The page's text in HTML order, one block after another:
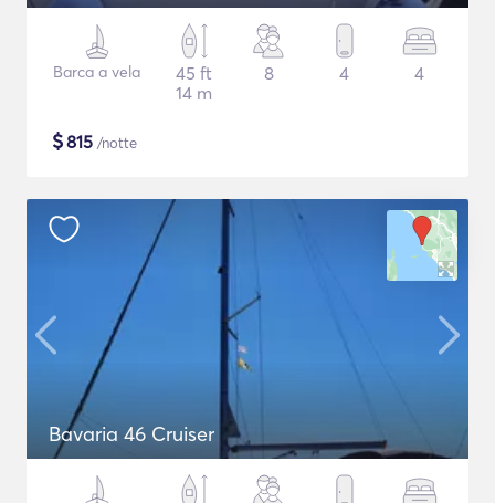
Barca a vela
45 ft
14 m
8 4 4
$815 /notte
Bavaria 46 Cruiser